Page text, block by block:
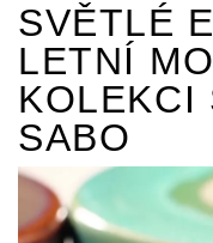
SVĚTLÉ
LETNÍ
KOLEKCI
SABO